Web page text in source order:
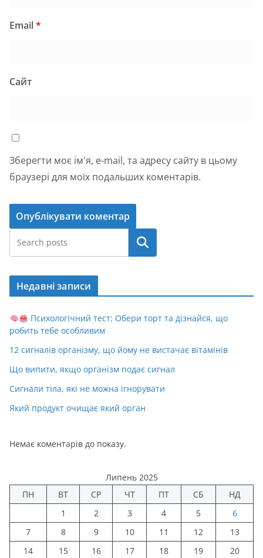
Email*
Сайт
Зберегти моє ім'я, e-mail, та адресу сайту в цьому
браузері для моїх подальших коментарів.
Пошук
Недавні записи
Психологічний тест: Обери торт та дізнайся, що
робить тебе особливим
12 сигналів організму, що йому не вистачає вітамінів
Що випити, якщо організм подає сигнал
Сигнали тіла, які не можна ігнорувати
Який продукт очищає який орган
Немає коментарів до показу.
Липень 2025
ПН
ВТ СР ЧТ ПТ СБ
НД
1
2 3 4 5
6
7
8 9 10 11 12
13
14
15 16 17 18 19 20